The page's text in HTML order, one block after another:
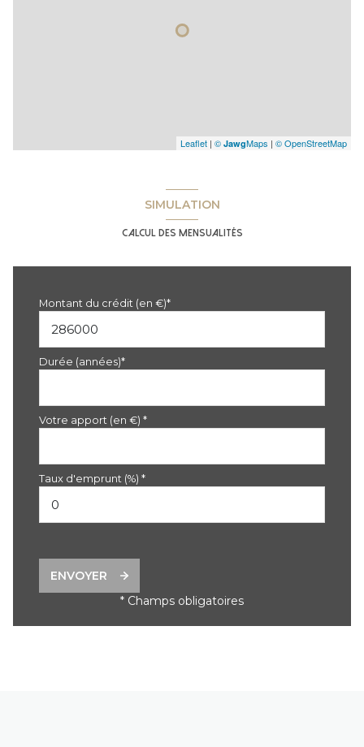
Leaflet | © JawgMaps | © OpenStreetMap
SIMULATION
Calcul des mensualités
Montant du crédit (en €)*
Durée (années)*
Votre apport (en €) *
Taux d'emprunt (%) *
ENVOYER
* Champs obligatoires